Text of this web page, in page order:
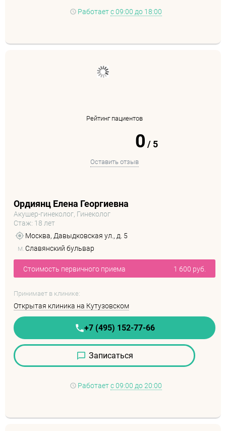
Работает с 09:00 до 18:00
Рейтинг пациентов
0 /5
Оставить отзыв
Ордиянц Елена Георгиевна
Акушер-гинеколог, Гинеколог
Стаж: 18 лет
Москва, Давыдковская ул., д. 5
м. Славянский бульвар
Стоимость первичного приема 1 600 руб.
Принимает в клинике:
Открытая клиника на Кутузовском
+7 (495) 152-77-66
Записаться
Работает с 09:00 до 20:00